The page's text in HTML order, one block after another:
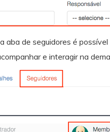
aba de seguidores é
e interagir na